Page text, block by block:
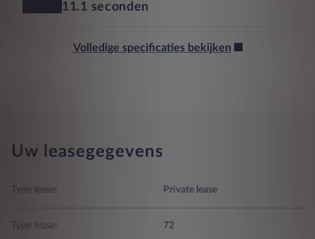
11.1 seconden
Volledige specificaties bekijken
Uw leasegegevens
Type lease: Private lease
Type lease: 72